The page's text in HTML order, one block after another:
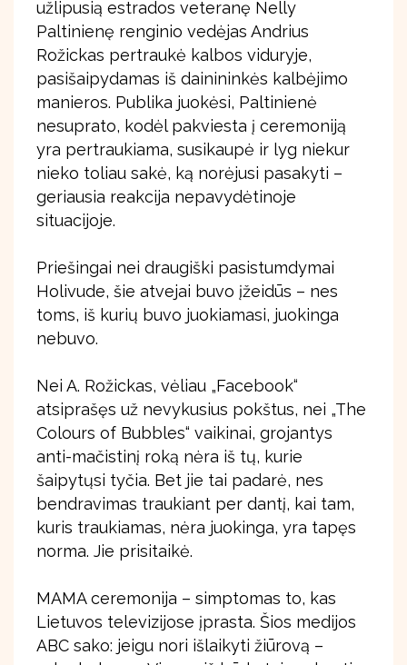
užlipusią estrados veteranę Nelly
Paltinienę renginio vedėjas Andrius
Rožickas pertraukė kalbos viduryje,
pasišaipydamas iš dainininkės kalbėjimo
manieros. Publika juokėsi, Paltinienė
nesuprato, kodėl pakviesta į ceremoniją
yra pertraukiama, susikaupė ir lyg niekur
nieko toliau sakė, ką norėjusi pasakyti –
geriausia reakcija nepavydėtinoje
situacijoje.
Priešingai nei draugiški pasistumdymai
Holivude, šie atvejai buvo įžeidūs – nes
toms, iš kurių buvo juokiamasi, juokinga
nebuvo.
Nei A. Rožickas, vėliau „Facebook“
atsiprašęs už nevykusius pokštus, nei „The
Colours of Bubbles“ vaikinai, grojantys
anti-mačistinį roką nėra iš tų, kurie
šaipytųsi tyčia. Bet jie tai padarė, nes
bendravimas traukiant per dantį, kai tam,
kuris traukiamas, nėra juokinga, yra tapęs
norma. Jie prisitaikė.
MAMA ceremonija – simptomas to, kas
Lietuvos televizijose įprasta. Šios medijos
ABC sako: jeigu nori išlaikyti žiūrovą –